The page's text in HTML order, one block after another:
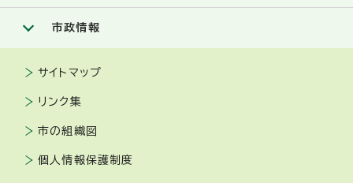
市政情報
サイトマップ
リンク集
市の組織図
個人情報保護制度